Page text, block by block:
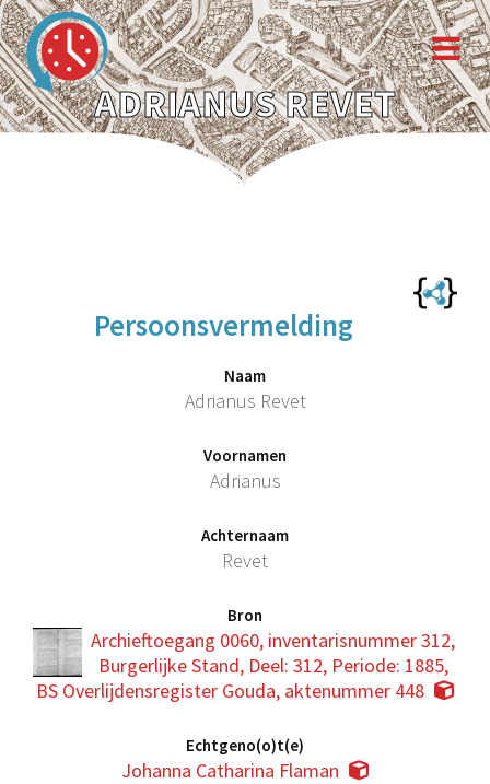
ADRIANUS REVET
Persoonsvermelding
Naam
Adrianus Revet
Voornamen
Adrianus
Achternaam
Revet
Bron
Archieftoegang 0060, inventarisnummer 312,
Burgerlijke Stand, Deel: 312, Periode: 1885,
BS Overlijdensregister Gouda, aktenummer 448
Echtgeno(o)t(e)
Johanna Catharina Flaman